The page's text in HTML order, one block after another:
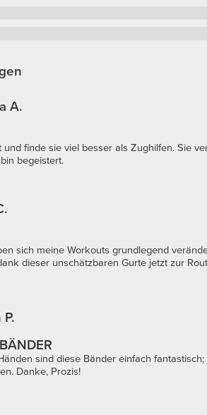
A.
finde sie viel besser als Zughilfen. Sie
begeistert.
sich meine Workouts grundlegend
dieser unschätzbaren Gurte jetzt zur
sind diese Bänder einfach
Danke, Prozis!